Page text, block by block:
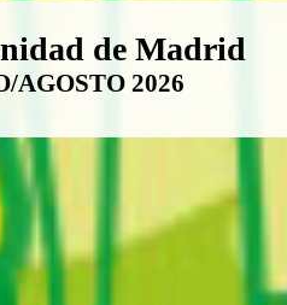
Comunidad de
de Madrid
AGOSTO 2026